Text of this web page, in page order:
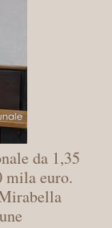
da 1,35
euro.